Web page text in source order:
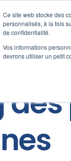
Ce site web stocke des
personnalisés, à la fois
de confidentialité.
Vos informations
devrons utiliser un petit
Logiciels Paie &